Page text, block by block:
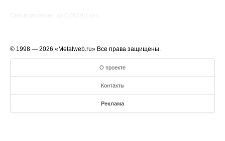
© 1998 — 2026 «Metalweb.ru» Все права защищены.
О проекте
Контакты
Реклама